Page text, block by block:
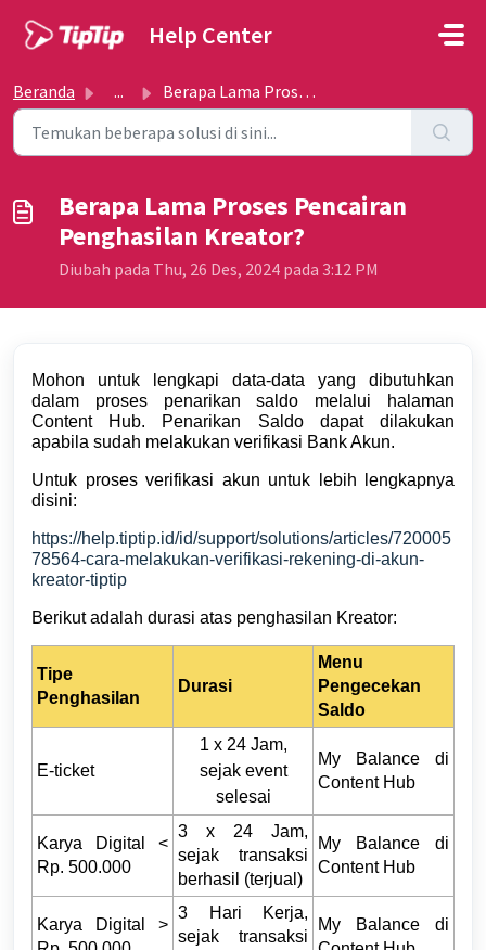
Help Center
Beranda ... Berapa Lama Proses Pencairan Penghasilan Kreator?
Berapa Lama Proses Pencairan
Penghasilan Kreator?
Diubah pada Thu, 26 Des, 2024 pada 3:12 PM
Mohon untuk lengkapi data-data yang dibutuhkan
dalam proses penarikan saldo melalui halaman
Content Hub. Penarikan Saldo dapat dilakukan
apabila sudah melakukan verifikasi Bank Akun.
Untuk proses verifikasi akun untuk lebih lengkapnya
disini:
https://help.tiptip.id/id/support/solutions/articles/720005
78564-cara-melakukan-verifikasi-rekening-di-akun-
kreator-tiptip
Berikut adalah durasi atas penghasilan Kreator:
Tipe
Penghasilan
Durasi
Menu
Pengecekan
Saldo
E-ticket
1 x 24 Jam,
sejak event
selesai
My Balance di
Content Hub
Karya Digital <
Rp. 500.000
3 x 24 Jam,
sejak transaksi
berhasil (terjual)
My Balance di
Content Hub
Karya Digital >
3 Hari Kerja,
sejak transaksi
My Balance di